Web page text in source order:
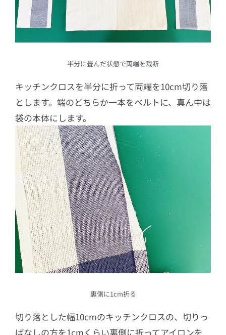
半分に畳んだ状態で両端を裁断
キッチンクロスを半分に折って両端を10cm切り落
とします。端のどちらか一本をベルトに、真ん中は
袋の本体にします。
裏側に1cm折る
切り落とした幅10cmのキッチンクロスの、切りっ
ぱなしの方を1cmくらい裏側に折ってアイロンを